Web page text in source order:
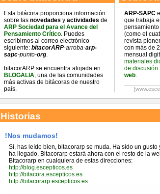
Esta bitácora proporciona información
sobre las novedades y actividades de
ARP Sociedad para el Avance del
Pensamiento Crítico. Puedes
escribirnos al correo electrónico
siguiente: bitacorARP-arroba-arp-
sapc-punto-org.
bitacorARP se encuentra alojada en
BLOGALIA, una de las comunidades
más activas de bitácoras de nuestro
país.
ARP-SAPC
que trabaja
(como el
revista
con más de
mensual
materiales
de discusión
web.
Historias
!Nos mudamos!
Sí, has leído bien, bitacorarp se muda. Ha sido un
ha llegado. Bitacorarp estará ahora con el resto de la
Bitacorarp en cualquiera de estas direcciones:
http://blog.escepticos.es
http://bitacora.escepticos.es
http://bitacorarp.escepticos.es